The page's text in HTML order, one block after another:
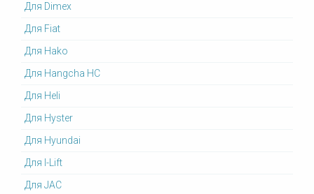
Для Dimex
Для Fiat
Для Hako
Для Hangcha HC
Для Heli
Для Hyster
Для Hyundai
Для I-Lift
Для JAC